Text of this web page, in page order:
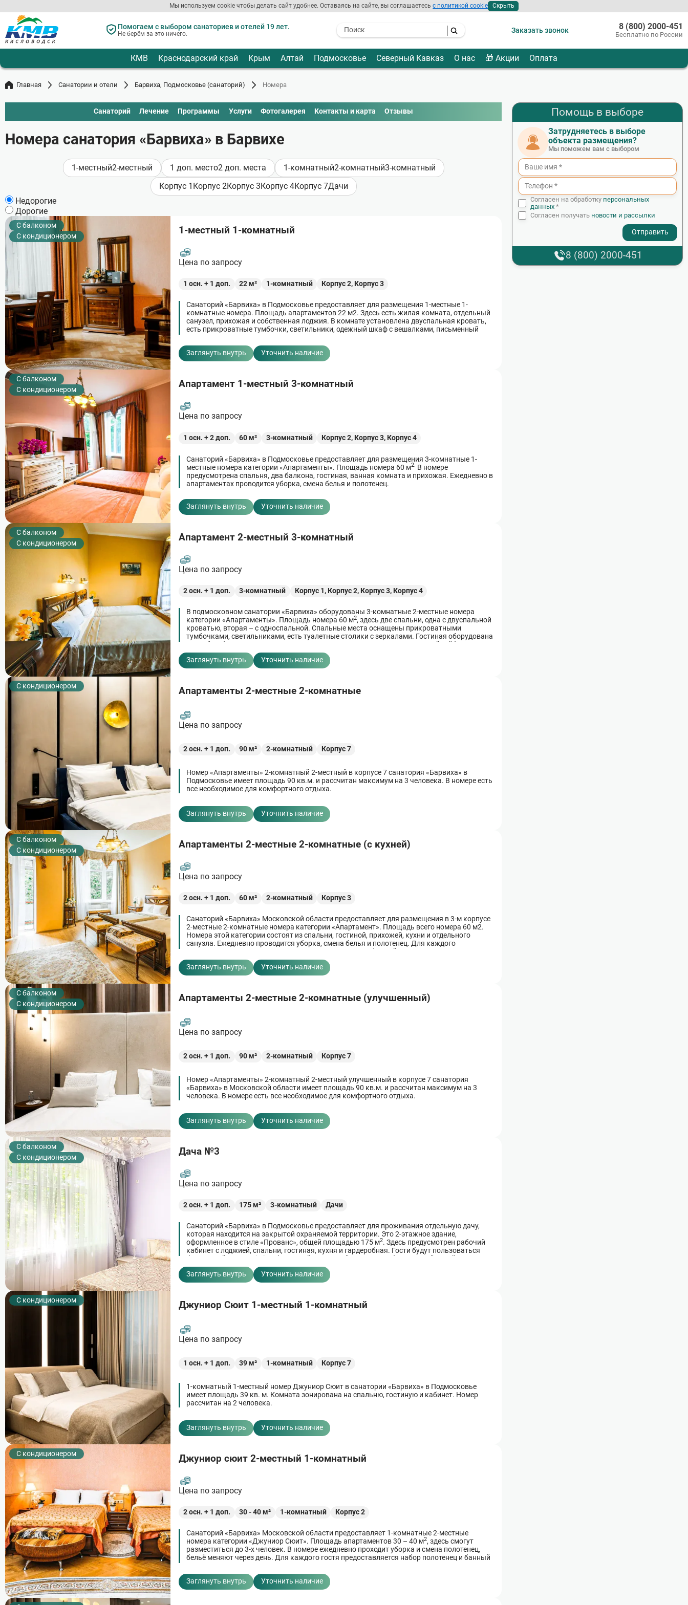
Мы используем cookie чтобы делать сайт удобнее. Оставаясь на сайте, вы соглашаетесьс политикой cookie Скрыть
Перейти
основному
содержанию
Помогаем с выбором санаториев и отелей 19 лет.
Не берём за это ничего.
- I agree to the processing of my
Заказать звонок 8 (800) 2000-451
Бесплатно по России
КМВ Краснодарский край Крым Алтай Подмосковье Северный Кавказ О нас 🎁 Акции Оплата
Главная Санатории и отели Барвиха, Подмосковье (санаторий) Номера
Санаторий Лечение Программы Услуги Фотогалерея Контакты и карта Отзывы
Номера санатория «Барвиха» в Барвихе
1-местный2-местный 1 доп. место2 доп. места 1-комнатный2-комнатный3-комнатный
Корпус 1 Корпус 2Корпус 3Корпус 4Корпус 7Дачи
Недорогие
Дорогие
C балконом
С кондиционером
1-местный 1-комнатный
Цена по запросу
1 осн. + 1 доп. 22 м² 1-комнатный Корпус 2, Корпус 3
Санаторий «Барвиха» в Подмосковье предоставляет для размещения 1-местные 1-
комнатные номера. Площадь апартаментов 22 м2. Здесь есть жилая комната, отдельный
санузел, прихожая и собственная лоджия. В комнате установлена двуспальная кровать,
есть прикроватные тумбочки, светильники, одежный шкаф с вешалками, письменный
Заглянуть внутрь
Уточнить наличие
C балконом
С кондиционером
Апартамент 1-местный 3-комнатный
Цена по запросу
1 осн. +2доп. 60 м² 3-комнатный Корпус 2, Корпус 3, Корпус 4
Санаторий «Барвиха» в Подмосковье предоставляет для размещения 3-комнатные 1-
местные номера категории «Апартаменты». Площадь номера 60 м2. В номере
предусмотрена спальня, два балкона, гостиная, ванная комната и прихожая. Ежедневно в
апартаментах проводится уборка, смена белья и полотенец.
Заглянуть внутрь Уточнить наличие
C балконом
С кондиционером
Апартамент 2-местный 3-комнатный
Цена по запросу
2осн. + 1 доп. 3-комнатный Корпус 1, Корпус 2, Корпус 3, Корпус 4
В подмосковном санатории «Барвиха» оборудованы 3-комнатные 2-местные номера
категории «Апартаменты». Площадь номера 60 м2, здесь две спальни, одна с двуспальной
кроватью, вторая – с односпальной. Спальные места оснащены прикроватными
тумбочками, светильниками, есть туалетные столики с зеркалами. Гостиная оборудована
мягкой мебелью, телевизором, письменным столом, есть индивидуальный сейф.
Заглянуть внутрь
Уточнить наличие
С кондиционером Апартаменты 2-местные 2-комнатные
Цена по запросу
2осн. + 1 доп. 90 м² 2-комнатный Корпус 7
Номер «Апартаменты» 2-комнатный 2-местный в корпусе 7 санатория «Барвиха» в
Подмосковье имеет площадь 90 кв.м. и рассчитан максимум на 3 человека. В номере есть
все необходимое для комфортного отдыха.
Заглянуть внутрь Уточнить наличие
C балконом
С кондиционером
Апартаменты 2-местные 2-комнатные (с кухней)
Цена по запросу
2осн. + 1 доп. 60 м² 2-комнатный Корпус 3
Санаторий «Барвиха» Московской области предоставляет для размещения в 3-м корпусе
2-местные 2-комнатные номера категории «Апартамент». Площадь всего номера 60 м2.
Номера этой категории состоят из спальни, гостиной, прихожей, кухни и отдельного
санузла. Ежедневно проводится уборка, смена белья и полотенец. Для каждого
отдыхающего предоставляется комплект полотенец и банный халат.
Заглянуть внутрь
Уточнить наличие
C балконом
С кондиционером
Апартаменты 2-местные 2-комнатные (улучшенный)
Цена по запросу
2осн. + 1 доп. 90 м² 2-комнатный Корпус 7
Номер «Апартаменты» 2-комнатный 2-местный улучшенный в корпусе 7 санатория
«Барвиха» в Московской области имеет площадь 90 кв.м. и рассчитан максимум на 3
человека. В номере есть все необходимое для комфортного отдыха.
Заглянуть внутрь Уточнить наличие
C балконом
С кондиционером
Дача №3
Цена по запросу
2осн. + 1 доп. 175 м² 3-комнатный Дачи
Санаторий «Барвиха» в Подмосковье предоставляет для проживания отдельную дачу,
которая находится на закрытой охраняемой территории. Это 2-этажное здание,
оформленное в стиле «Прованс», общей площадью 175 м2. Здесь предусмотрен рабочий
кабинет с лоджией, спальни, гостиная, кухня и гардеробная. Гости будут пользоваться
бесплатной сетью Wi-Fi, собственной парковкой на 2 автомобиля и своей зоной отдыха.
Заглянуть внутрь
Уточнить наличие
С кондиционером Джуниор Сюит 1-местный 1-комнатный
Цена по запросу
1 осн. + 1 доп. 39 м² 1-комнатный Корпус 7
1-комнатный 1-местный номер Джуниор Сюит в санатории «Барвиха» в Подмосковье
имеет площадь 39 кв. м. Комната зонирована на спальню, гостиную и кабинет. Номер
рассчитан на 2 человека.
Заглянуть внутрь Уточнить наличие
С кондиционером Джуниор сюит 2-местный 1-комнатный
Цена по запросу
2осн. + 1 доп. 30-40 м² 1-комнатный Корпус 2
Санаторий «Барвиха» Московской области предоставляет 1-комнатные 2-местные
номера категории «Джуниор Сюит». Площадь апартаментов 30 – 40 м2, здесь смогут
разместиться до 3-х человек. В номере ежедневно проходит уборка и смена полотенец,
бельё меняют через день. Для каждого гостя предоставляется набор полотенец и банный
Заглянуть внутрь
Уточнить наличие
Помощь в выборе
Затрудняетесь в выборе
объекта размещения?
Мы поможем вам с выбором
Согласен на обработку персональных
данных*
Согласен получать новости и рассылки
8 (800) 2000-451